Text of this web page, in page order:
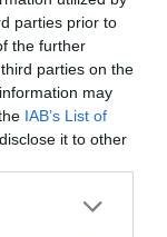
parties prior to
the further
parties on the
may
IAB’s List of
it to other
και η
Άριελ
σε
Δούνια και
Χειλάκη
Αθηνών